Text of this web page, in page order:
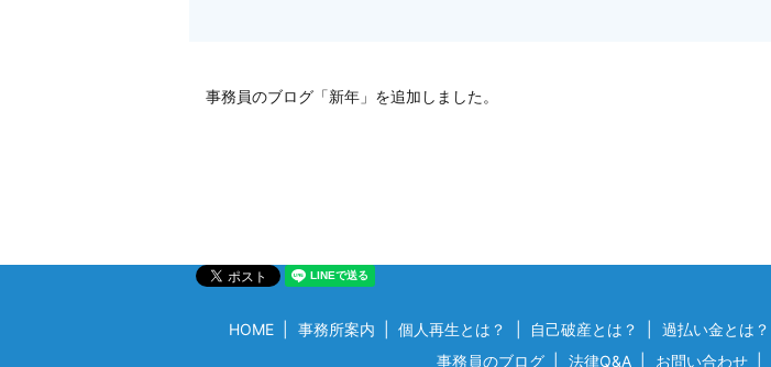
事務員のブログ「新年」を追加しました。
HOME 事務所案内 個人再生とは？ 自己破産とは？ 過払い金とは？
事務員のブログ
法律Q&A お問い合わせ